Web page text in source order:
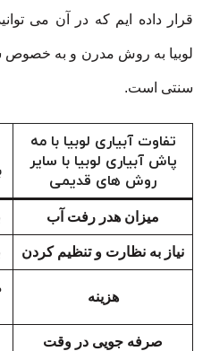
قرار داده ایم که در آن می
لوبیا به روش مدرن و به خصوص
سنتی است.
تفاوت آبیاری لوبیا با مه
پاش آبیاری لوبیا با سایر
روش های قدیمی
میزان هدر رفت آب
نیاز به نظارت و تنظیم کردن
هزینه
صرفه جویی در وقت